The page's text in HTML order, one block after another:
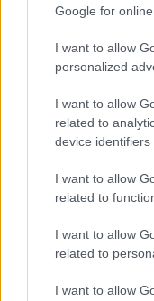
Google for
I want to allow
personalized
I want to allow
related to
device identifiers
I want to allow
related to
I want to allow
related to
I want to allow